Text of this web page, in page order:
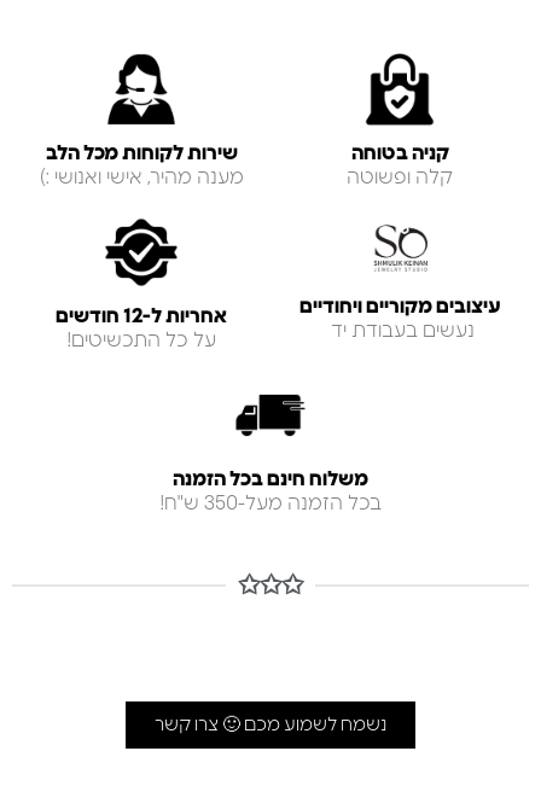
קניה בטוחה
קלה ופשוטה
שירות לקוחות מכל הלב
מענה מהיר, אישי ואנושי :)
עיצובים מקוריים ויחודיים
נעשים בעבודת יד
אחריות ל-12 חודשים
על כל התכשיטים!
משלוח חינם בכל הזמנה
בכל הזמנה מעל-350 ש"ח!
✩✩✩
נשמח לשמוע מכם 🙂 צרו קשר